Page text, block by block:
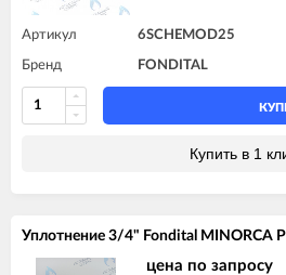
Артикул 6SCHEMOD25
Бренд FONDITAL
Купить в 1
Уплотнение 3/4" Fondital MINORCA
цена по запросу